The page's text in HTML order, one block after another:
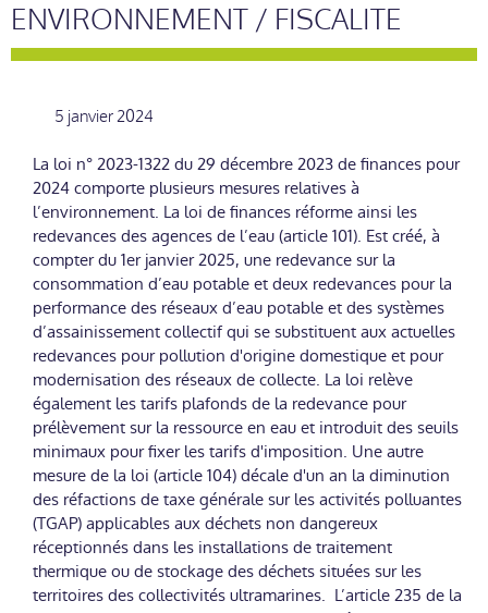
ENVIRONNEMENT / FISCALITE
5 janvier 2024
La loi n° 2023-1322 du 29 décembre 2023 de finances pour
2024 comporte plusieurs mesures relatives à
l’environnement. La loi de finances réforme ainsi les
redevances des agences de l’eau (article 101). Est créé, à
compter du 1er janvier 2025, une redevance sur la
consommation d’eau potable et deux redevances pour la
performance des réseaux d’eau potable et des systèmes
d’assainissement collectif qui se substituent aux actuelles
redevances pour pollution d'origine domestique et pour
modernisation des réseaux de collecte. La loi relève
également les tarifs plafonds de la redevance pour
prélèvement sur la ressource en eau et introduit des seuils
minimaux pour fixer les tarifs d'imposition. Une autre
mesure de la loi (article 104) décale d'un an la diminution
des réfactions de taxe générale sur les activités polluantes
(TGAP) applicables aux déchets non dangereux
réceptionnés dans les installations de traitement
thermique ou de stockage des déchets situées sur les
territoires des collectivités ultramarines. L’article 235 de la